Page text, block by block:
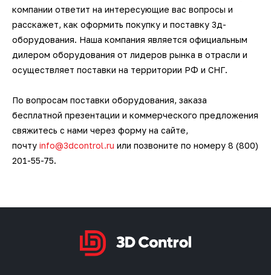
компании ответит на интересующие вас вопросы и
расскажет, как оформить покупку и поставку 3д-
оборудования. Наша компания является официальным
дилером оборудования от лидеров рынка в отрасли и
осуществляет поставки на территории РФ и СНГ.
По вопросам поставки оборудования, заказа
бесплатной презентации и коммерческого предложения
свяжитесь с нами через форму на сайте,
почту info@3dcontrol.ru или позвоните по номеру 8 (800)
201-55-75.